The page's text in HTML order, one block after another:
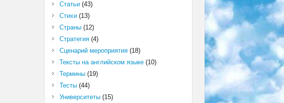
Статьи(43)
Стихи(13)
Страны(12)
Стратегия(4)
Сценарий мероприятия(18)
Тексты на английском языке(10)
Термины(19)
Тесты(44)
Университеты(15)